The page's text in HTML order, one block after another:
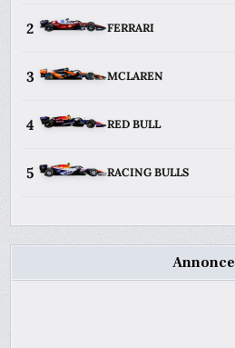
2 FERRARI
3 MCLAREN
4 RED BULL
5 RACING BULLS
Annonce